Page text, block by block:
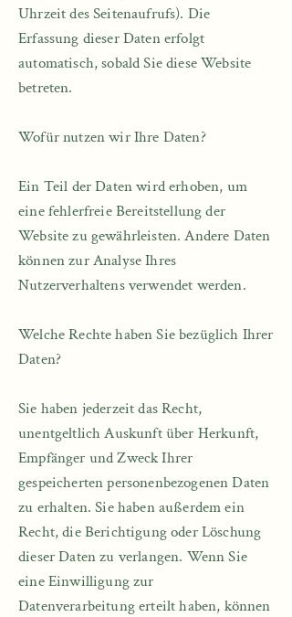
Uhrzeit des Seitenaufrufs). Die
Erfassung dieser Daten erfolgt
automatisch, sobald Sie diese Website
betreten.​​
Wofür nutzen wir Ihre Daten?
Ein Teil der Daten wird erhoben, um
eine fehlerfreie Bereitstellung der
Website zu gewährleisten. Andere Daten
können zur Analyse Ihres
Nutzerverhaltens verwendet werden.​
Welche Rechte haben Sie bezüglich Ihrer
Daten?
Sie haben jederzeit das Recht,
unentgeltlich Auskunft über Herkunft,
Empfänger und Zweck Ihrer
gespeicherten personenbezogenen Daten
zu erhalten. Sie haben außerdem ein
Recht, die Berichtigung oder Löschung
dieser Daten zu verlangen. Wenn Sie
eine Einwilligung zur
Datenverarbeitung erteilt haben, können